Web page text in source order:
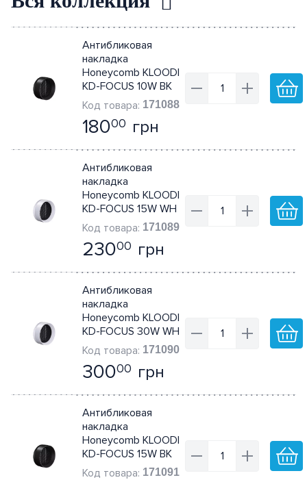
Антибликовая
накладка
Honeycomb KLOODI
KD-FOCUS 10W BK
171088
18000 грн
Антибликовая
накладка
Honeycomb KLOODI
KD-FOCUS 15W WH
171089
23000 грн
Антибликовая
накладка
Honeycomb KLOODI
KD-FOCUS 30W WH
171090
30000 грн
Антибликовая
накладка
Honeycomb KLOODI
KD-FOCUS 15W BK
171091